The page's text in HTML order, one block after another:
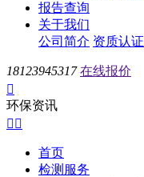
报告查询
关于我们
公司简介 资质认证
18123945317 在线报价

环保资讯
 
首页
检测服务